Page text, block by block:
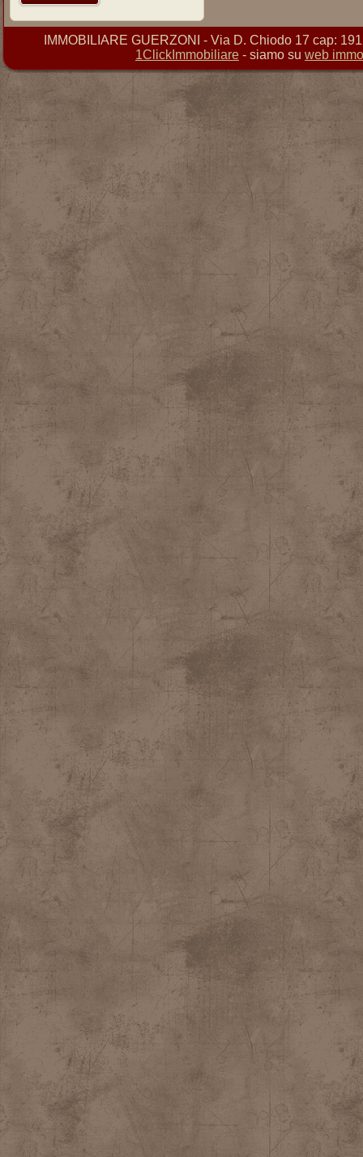
IMMOBILIARE GUERZONI - Via D. Chiodo 17 cap:
1ClickImmobiliare - siamo su web